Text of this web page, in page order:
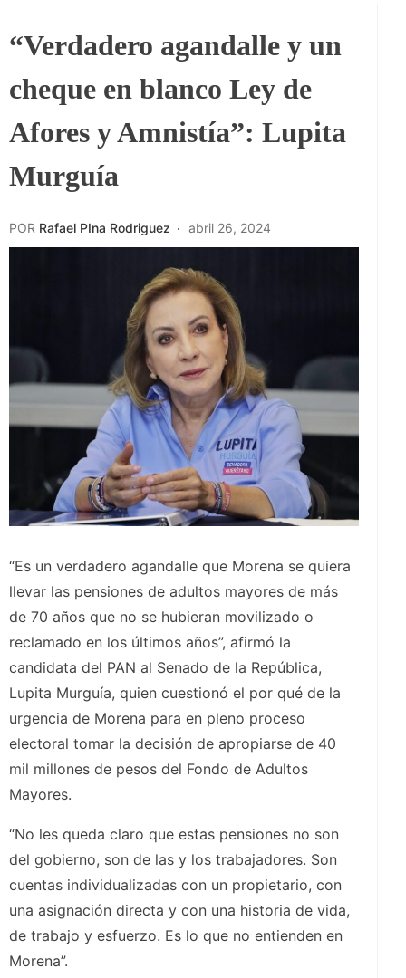
“Verdadero agandalle y un
cheque en blanco Ley de
Afores y Amnistía”: Lupita
Murguía
POR Rafael PIna Rodriguez abril 26, 2024
“Es un verdadero agandalle que Morena se quiera
llevar las pensiones de adultos mayores de más
de 70 años que no se hubieran movilizado o
reclamado en los últimos años”, afirmó la
candidata del PAN al Senado de la República,
Lupita Murguía, quien cuestionó el por qué de la
urgencia de Morena para en pleno proceso
electoral tomar la decisión de apropiarse de 40
mil millones de pesos del Fondo de Adultos
Mayores.
“No les queda claro que estas pensiones no son
del gobierno, son de las y los trabajadores. Son
cuentas individualizadas con un propietario, con
una asignación directa y con una historia de vida,
de trabajo y esfuerzo. Es lo que no entienden en
Morena”.